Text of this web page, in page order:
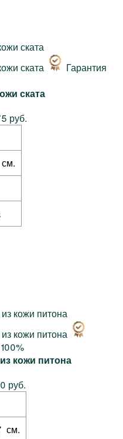
Гарантия
ската
руб.
кожи питона
руб.
см.